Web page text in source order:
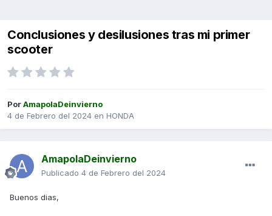
Conclusiones y desilusiones tras mi primer
scooter
PorAmapolaDeinvierno
4 de Febrero del 2024 en HONDA
AmapolaDeinvierno
Publicado 4 de Febrero del 2024
Buenos dias,